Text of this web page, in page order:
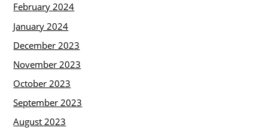
February 2024
January 2024
December 2023
November 2023
October 2023
September 2023
August 2023